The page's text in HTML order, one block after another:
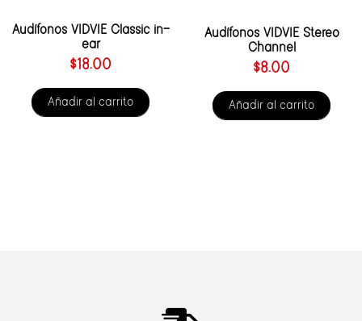
Audífonos VIDVIE Classic in-
ear
$18.00
Añadir al carrito
Audífonos VIDVIE Stereo
Channel
$8.00
Añadir al carrito